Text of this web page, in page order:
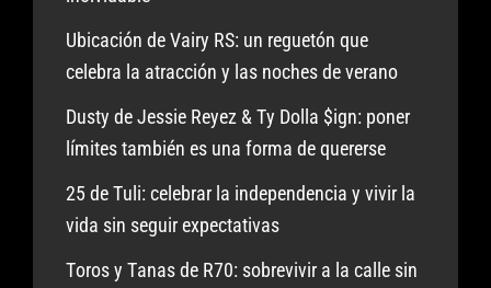
Ubicación de Vairy RS: un reguetón que
celebra la atracción y las noches de verano
Dusty de Jessie Reyez & Ty Dolla $ign: poner
límites también es una forma de quererse
25 de Tuli: celebrar la independencia y vivir la
vida sin seguir expectativas
Toros y Tanas de R70: sobrevivir a la calle sin